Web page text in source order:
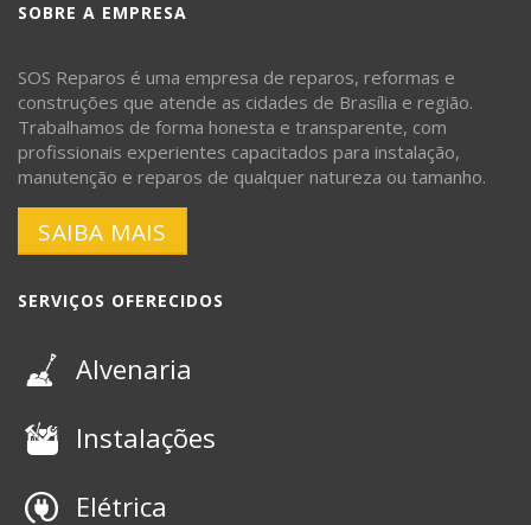
SOBRE A EMPRESA
SOS Reparos é uma empresa de reparos, reformas e
construções que atende as cidades de Brasília e região.
Trabalhamos de forma honesta e transparente, com
profissionais experientes capacitados para instalação,
manutenção e reparos de qualquer natureza ou tamanho.
SAIBA MAIS
SERVIÇOS OFERECIDOS
Alvenaria
Instalações
Elétrica